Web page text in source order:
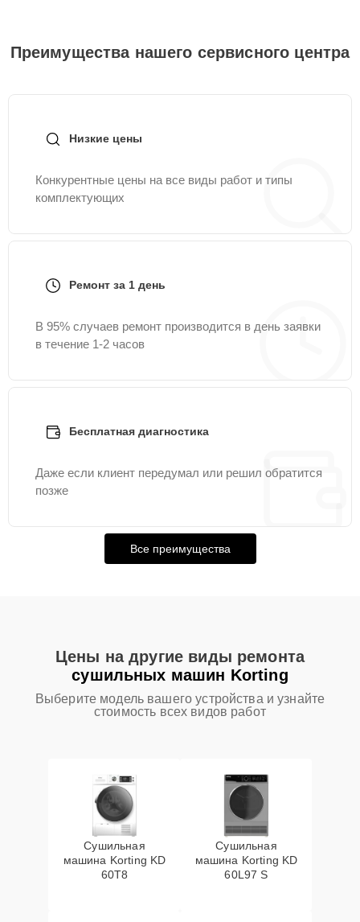
Преимущества нашего сервисного центра
Низкие цены
Конкурентные цены на все виды работ и типы
комплектующих
Ремонт за 1 день
В 95% случаев ремонт производится в день заявки
в течение 1-2 часов
Бесплатная диагностика
Даже если клиент передумал или решил обратится
позже
Все преимущества
Цены на другие виды ремонта
сушильных машин Korting
Выберите модель вашего устройства и узнайте
стоимость всех видов работ
Сушильная
машина Korting KD
60T8
Сушильная
машина Korting KD
60L97 S